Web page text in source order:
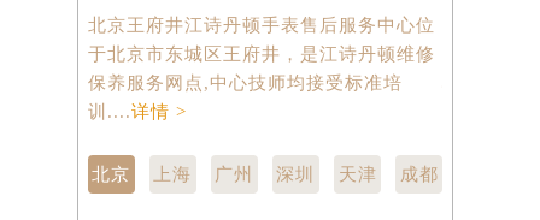
北京王府井江诗丹顿手表售后服务中心位
于北京市东城区王府井，是江诗丹顿维修
保养服务网点,中心技师均接受标准培
训....详情 >
北京 上海 广州 深圳 天津 成都